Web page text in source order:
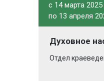
c 14 марта 2025
по 13 апреля
Духовное
Отдел